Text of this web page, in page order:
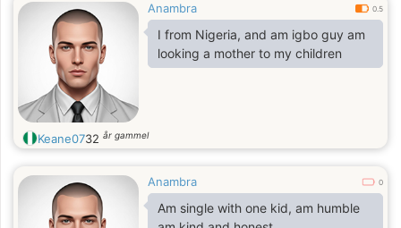
Anambra 0.5
I from Nigeria, and am igbo guy am
looking a mother to my children
Keane0732 år gammel
Anambra 0
Am single with one kid, am humble